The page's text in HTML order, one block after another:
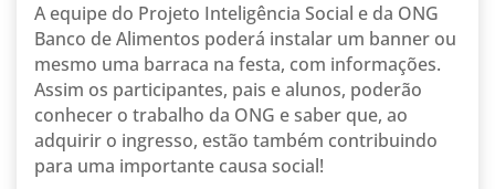
A equipe do Projeto Inteligência Social e da ONG
Banco de Alimentos poderá instalar um banner ou
mesmo uma barraca na festa, com informações.
Assim os participantes, pais e alunos, poderão
conhecer o trabalho da ONG e saber que, ao
adquirir o ingresso, estão também contribuindo
para uma importante causa social!